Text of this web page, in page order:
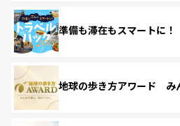
準備も滞在もスマートに
地球の歩き方アワード み